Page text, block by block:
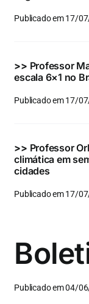
Publicado em 17/
>> Professor
escala 6×1 no
Publicado em 17/
>> Professor
climática em
cidades
Publicado em 17/
Publicado em 04/